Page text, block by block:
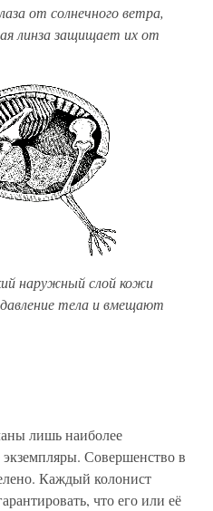
от солнечного ветра,
линза защищает их от
наружный слой кожи
тела и вмещают
лишь наиболее
Совершенство в
Каждый колонист
что его или её